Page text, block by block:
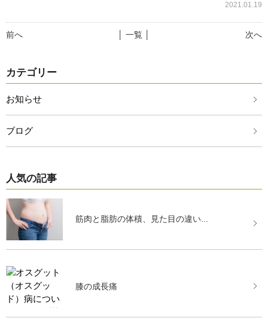
2021.01.19
前へ 次へ
│ 一覧 │
カテゴリー
お知らせ
ブログ
人気の記事
筋肉と脂肪の体積、見た目の違い...
膝の成長痛